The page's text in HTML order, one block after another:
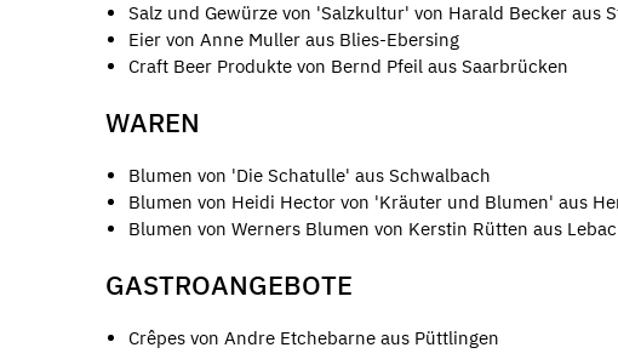
Salz und Gewürze von 'Salzkultur' von Harald Becker aus
Eier von Anne Muller aus Blies-Ebersing
Craft Beer Produkte von Bernd Pfeil aus Saarbrücken
WAREN
Blumen von 'Die Schatulle' aus Schwalbach
Blumen von Heidi Hector von 'Kräuter und Blumen' aus
Blumen von Werners Blumen von Kerstin Rütten aus
GASTROANGEBOTE
Crêpes von Andre Etchebarne aus Püttlingen